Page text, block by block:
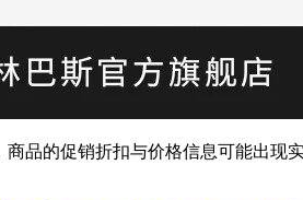
品的促销折扣与价格信息可能出